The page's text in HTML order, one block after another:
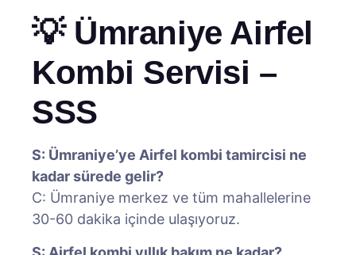
💡 Ümraniye Airfel
Kombi Servisi –
SSS
S: Ümraniye’ye Airfel kombi tamircisi ne
kadar sürede gelir?
C: Ümraniye merkez ve tüm mahallelerine
30-60 dakika içinde ulaşıyoruz.